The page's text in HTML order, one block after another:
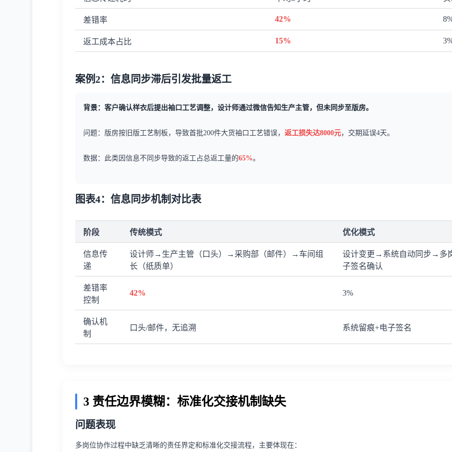
差错率 42%
返工成本占比 15%
案例2：信息同步滞后引发批量返工
背景：客户确认样衣后提出袖口工艺调整，设计师通过微信告知生产主管，但未同步至版房。
问题：版房按旧版工艺制板，导致首批200件大货袖口工艺错误， 返工损失达8000元，交期延误4天。
数据：此类因信息不同步导致的返工占总返工量的65%。
图表4：信息同步机制对比表
阶段 传统模式 优化模式
信息传
递
设计师→生产主管（口头）→采购部（邮件）→车间组
长（纸质单）
设计变更→系统自动同步→多
子签名确认
差错率
控制
42% 3%
确认机
制
口头/邮件，无追溯 系统留痕+电子签名
3 责任边界模糊：标准化交接机制缺失
问题表现
多岗位协作过程中缺乏清晰的责任界定和标准化交接流程，主要体现在：